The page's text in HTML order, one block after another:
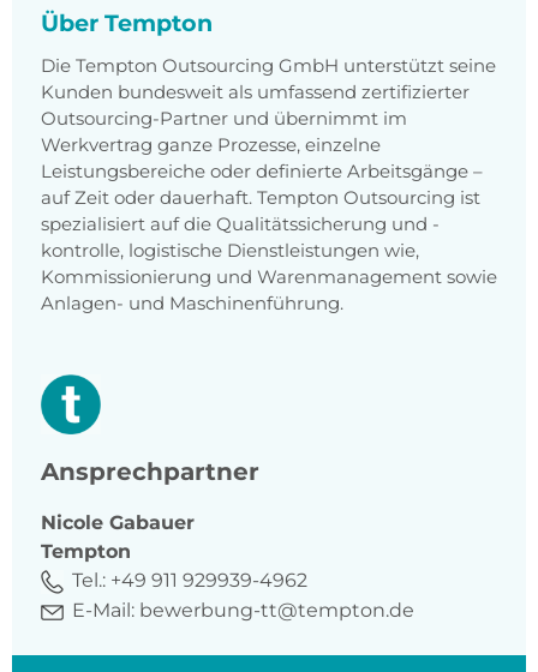
Über Tempton
Die Tempton Outsourcing GmbH unterstützt seine
Kunden bundesweit als umfassend zertifizierter
Outsourcing-Partner und übernimmt im
Werkvertrag ganze Prozesse, einzelne
Leistungsbereiche oder definierte Arbeitsgänge –
auf Zeit oder dauerhaft. Tempton Outsourcing ist
spezialisiert auf die Qualitätssicherung und -
kontrolle, logistische Dienstleistungen wie,
Kommissionierung und Warenmanagement sowie
Anlagen- und Maschinenführung.
Ansprechpartner
Nicole Gabauer
Tempton
Tel.: +49 911 929939-4962
E-Mail: bewerbung-tt@tempton.de